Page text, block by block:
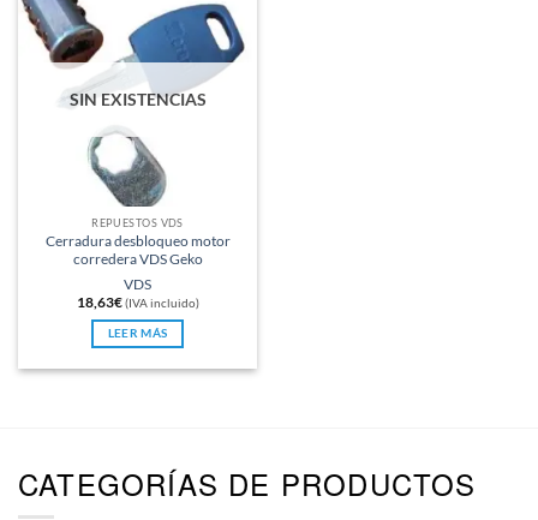
SIN EXISTENCIAS
REPUESTOS VDS
Cerradura desbloqueo motor
corredera VDS Geko
VDS
18,63€ (IVA incluido)
LEER MÁS
CATEGORÍAS DE PRODUCTOS